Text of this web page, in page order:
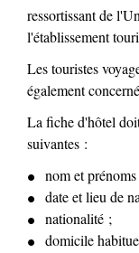
ressortissant de
l'établissement
Les touristes
également
La fiche d'hôtel
suivantes :
nom et
date et lieu de
nationalité ;
domicile